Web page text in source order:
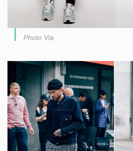
Photo Via